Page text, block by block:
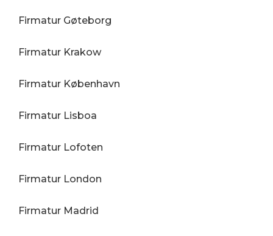
Firmatur Gøteborg
Firmatur Krakow
Firmatur København
Firmatur Lisboa
Firmatur Lofoten
Firmatur London
Firmatur Madrid